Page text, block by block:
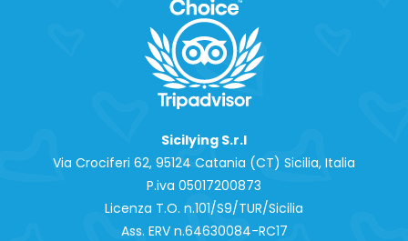
Sicilying S.r.l
Via Crociferi 62, 95124 Catania (CT) Sicilia, Italia
P.iva 0‍5017200873
Licenza T.O. n.101/S9/TUR/Sicilia
Ass. ERV n.64630084-RC17